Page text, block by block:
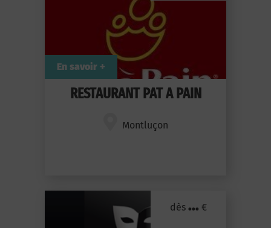
RESTAURANT PAT A PAIN
Montluçon
En savoir +
dès ... €